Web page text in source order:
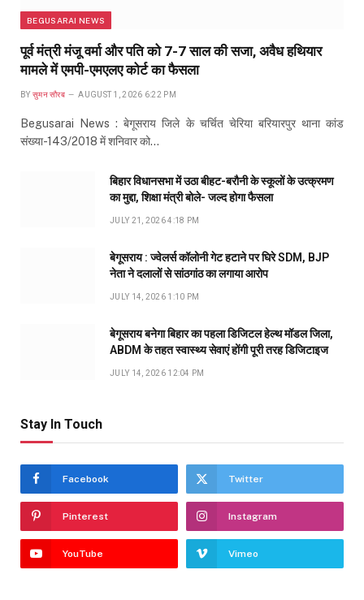
BEGUSARAI NEWS
पूर्व मंत्री मंजू वर्मा और पति को 7-7 साल की सजा, अवैध हथियार
मामले में एमपी-एमएलए कोर्ट का फैसला
BY सुमन सौरब AUGUST 1, 2026 6:22 PM
Begusarai News : बेगूसराय जिले के चर्चित चेरिया बरियारपुर थाना कांड
संख्या-143/2018 में शनिवार को…
बिहार विधानसभा में उठा बीहट-बरौनी के स्कूलों के उत्क्रमण
का मुद्दा, शिक्षा मंत्री बोले- जल्द होगा फैसला
JULY 21, 2026 4:18 PM
बेगूसराय : ज्वेलर्स कॉलोनी गेट हटाने पर घिरे SDM, BJP
नेता ने दलालों से सांठगांठ का लगाया आरोप
JULY 14, 2026 1:10 PM
बेगूसराय बनेगा बिहार का पहला डिजिटल हेल्थ मॉडल जिला,
ABDM के तहत स्वास्थ्य सेवाएं होंगी पूरी तरह डिजिटाइज
JULY 14, 2026 12:04 PM
Stay In Touch
Facebook Twitter
Pinterest Instagram
YouTube Vimeo